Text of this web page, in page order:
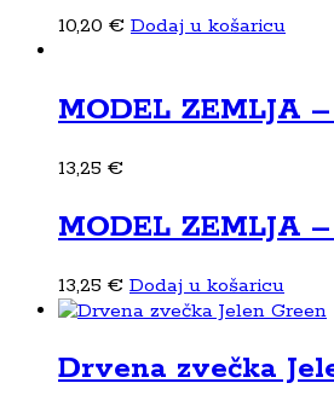
10,20 € Dodaj u košaricu
MODEL ZEMLJA –
13,25 €
MODEL ZEMLJA –
13,25 € Dodaj u košaricu
Drvena zvečka